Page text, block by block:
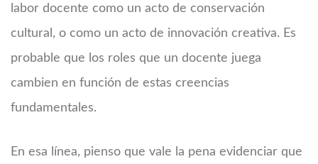
labor docente como un acto de conservación
cultural, o como un acto de innovación creativa. Es
probable que los roles que un docente juega
cambien en función de estas creencias
fundamentales.
En esa línea, pienso que vale la pena evidenciar que